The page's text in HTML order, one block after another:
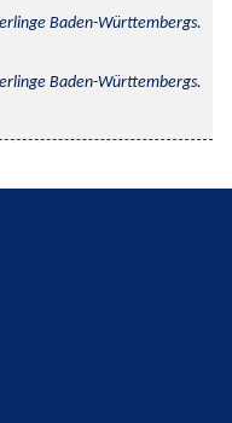
Baden-Württembergs.
Baden-Württembergs.